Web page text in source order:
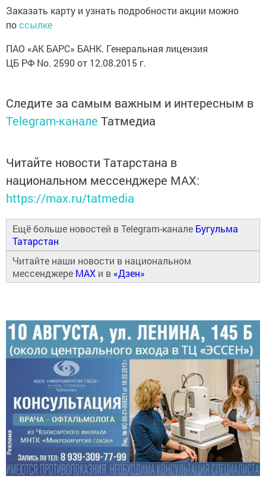
Заказать карту и узнать подробности акции можно
поссылке
ПАО «АК БАРС» БАНК. Генеральная лицензия
ЦБ РФ No. 2590 от 12.08.2015 г.
Следите за самым важным и интересным в
Telegram-канале Татмедиа
Читайте новости Татарстана в
национальном мессенджере MАХ:
https://max.ru/tatmedia
Ещё больше новостей в Telegram-канале Бугульма
Татарстан
Читайте наши новости в национальном
мессенджере MAX и в «Дзен»